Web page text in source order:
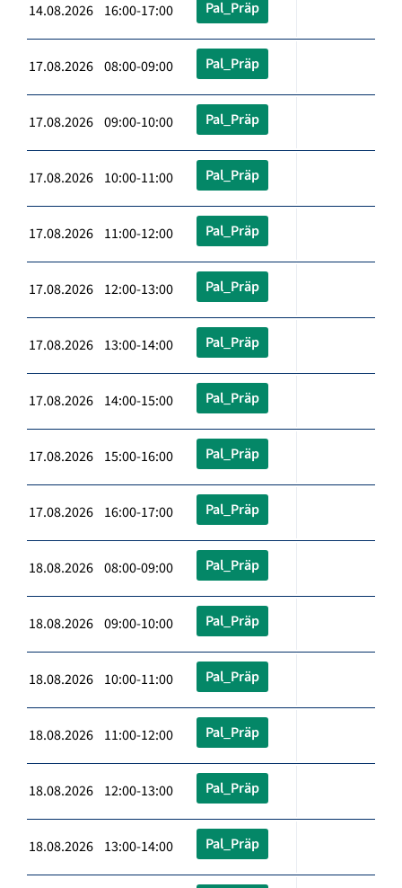
14.08.2026 16:00-17:00 Pal_Präp
17.08.2026 08:00-09:00 Pal_Präp
17.08.2026 09:00-10:00 Pal_Präp
17.08.2026 10:00-11:00 Pal_Präp
17.08.2026 11:00-12:00 Pal_Präp
17.08.2026 12:00-13:00 Pal_Präp
17.08.2026 13:00-14:00 Pal_Präp
17.08.2026 14:00-15:00 Pal_Präp
17.08.2026 15:00-16:00 Pal_Präp
17.08.2026 16:00-17:00 Pal_Präp
18.08.2026 08:00-09:00 Pal_Präp
18.08.2026 09:00-10:00 Pal_Präp
18.08.2026 10:00-11:00 Pal_Präp
18.08.2026 11:00-12:00 Pal_Präp
18.08.2026 12:00-13:00 Pal_Präp
18.08.2026 13:00-14:00 Pal_Präp